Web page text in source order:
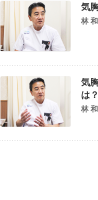
気
林
気
は？
林